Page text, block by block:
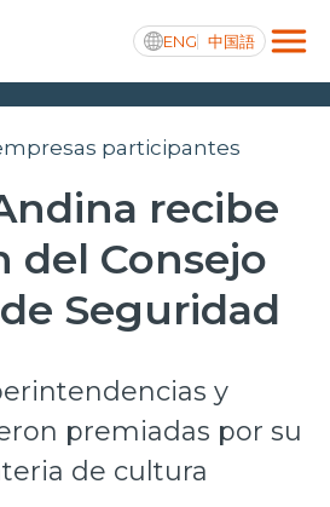
ENG 中国語
participantes
recibe
del Consejo
Seguridad
y
premiadas por su
de cultura